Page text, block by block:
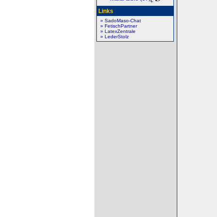
Links
» SadoMaso-Chat
» FetischPartner
» LatexZentrale
» LederStolz